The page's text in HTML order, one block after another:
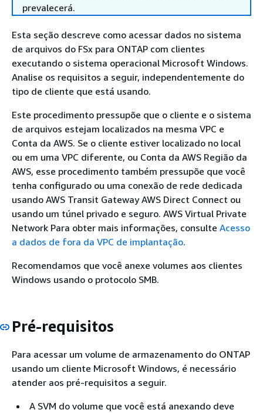
prevalecerá.
Esta seção descreve como acessar dados no sistema
de arquivos do FSx para ONTAP com clientes
executando o sistema operacional Microsoft Windows.
Analise os requisitos a seguir, independentemente do
tipo de cliente que está usando.
Este procedimento pressupõe que o cliente e o sistema
de arquivos estejam localizados na mesma VPC e
Conta da AWS. Se o cliente estiver localizado no local
ou em uma VPC diferente, ou Conta da AWS Região da
AWS, esse procedimento também pressupõe que você
tenha configurado ou uma conexão de rede dedicada
usando AWS Transit Gateway AWS Direct Connect ou
usando um túnel privado e seguro. AWS Virtual Private
Network Para obter mais informações, consulte Acesso
a dados de fora da VPC de implantação.
Recomendamos que você anexe volumes aos clientes
Windows usando o protocolo SMB.
Pré-requisitos
Para acessar um volume de armazenamento do ONTAP
usando um cliente Microsoft Windows, é necessário
atender aos pré-requisitos a seguir.
A SVM do volume que você está anexando deve